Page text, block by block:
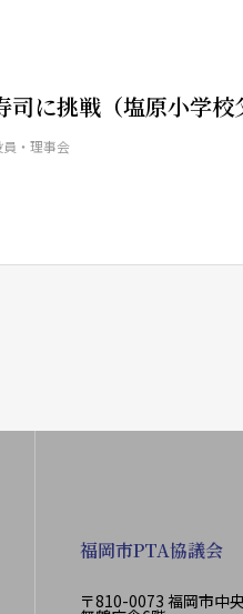
司に挑戦（塩原小学校
員・理事会
福岡市PTA協議会
〒810-0073 福岡市中